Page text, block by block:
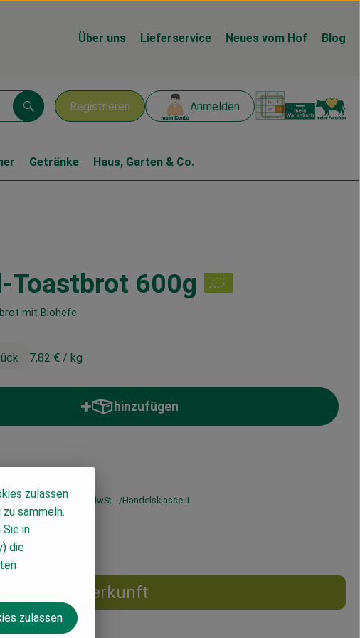
Über uns Lieferservice Neues vom Hof Blog
Registrieren Anmelden
Suchen
Getränke Haus, Garten & Co.
Toastbrot 600g
mit Biohefe
7,82 € / kg
hinzufügen
Produkt zum Warenkorb hinzufügen
7,82 €/ kg 7% MwSt Handelsklasse II
Herkunft
zulassen
sammeln.
in
die
zulassen